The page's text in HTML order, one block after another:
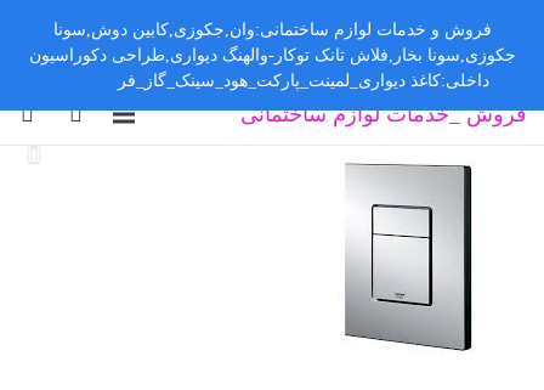
فروش _خدمات لوازم ساختمانی
فروش و خدمات لوازم ساختمانی:وان,جکوزی,کابین دوش,سونا
جکوزی,سونا بخار,فلاش تانک توکار-والهنگ دیواری,طراحی دکوراسیون
داخلی:کاغذ دیواری_لمینت_پارکت_هود_سینک_گاز_فر